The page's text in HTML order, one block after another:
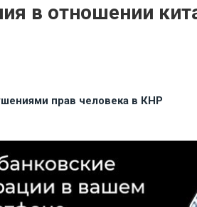
в отношении
прав человека в КНР